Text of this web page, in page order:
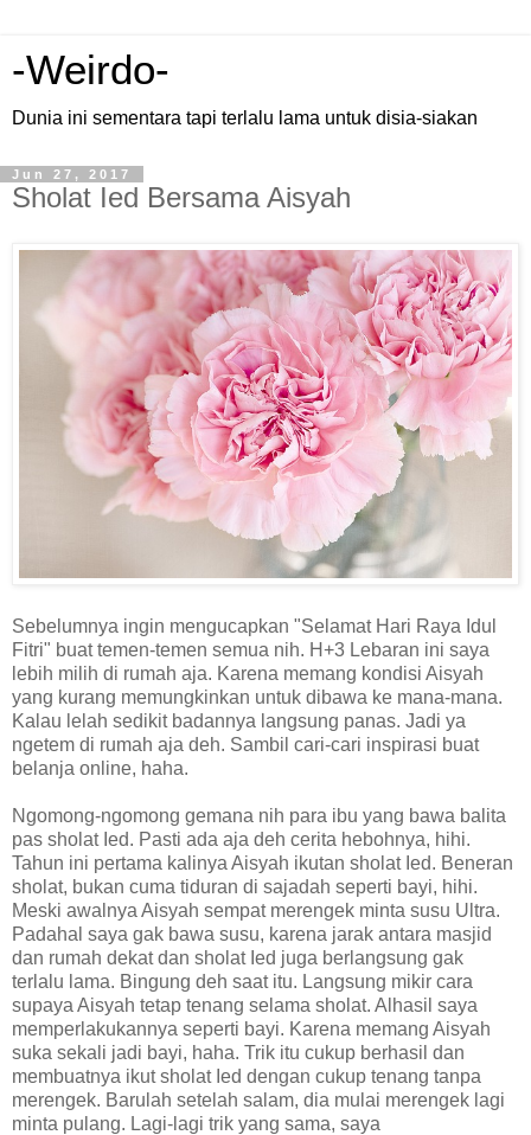
-Weirdo-
Dunia ini sementara tapi terlalu lama untuk disia-siakan
Jun 27, 2017
Sholat Ied Bersama Aisyah
Sebelumnya ingin mengucapkan "Selamat Hari Raya Idul
Fitri" buat temen-temen semua nih. H+3 Lebaran ini saya
lebih milih di rumah aja. Karena memang kondisi Aisyah
yang kurang memungkinkan untuk dibawa ke mana-mana.
Kalau lelah sedikit badannya langsung panas. Jadi ya
ngetem di rumah aja deh. Sambil cari-cari inspirasi buat
belanja online, haha.
Ngomong-ngomong gemana nih para ibu yang bawa balita
pas sholat Ied. Pasti ada aja deh cerita hebohnya, hihi.
Tahun ini pertama kalinya Aisyah ikutan sholat Ied. Beneran
sholat, bukan cuma tiduran di sajadah seperti bayi, hihi.
Meski awalnya Aisyah sempat merengek minta susu Ultra.
Padahal saya gak bawa susu, karena jarak antara masjid
dan rumah dekat dan sholat Ied juga berlangsung gak
terlalu lama. Bingung deh saat itu. Langsung mikir cara
supaya Aisyah tetap tenang selama sholat. Alhasil saya
memperlakukannya seperti bayi. Karena memang Aisyah
suka sekali jadi bayi, haha. Trik itu cukup berhasil dan
membuatnya ikut sholat Ied dengan cukup tenang tanpa
merengek. Barulah setelah salam, dia mulai merengek lagi
minta pulang. Lagi-lagi trik yang sama, saya